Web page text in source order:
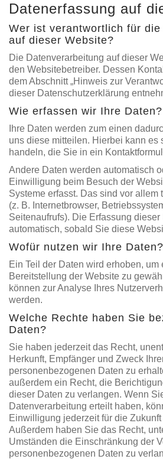
Datenerfassung auf
Wer ist verantwortlich für die
auf dieser Website?
Die Datenverarbeitung auf dieser
den Websitebetreiber. Dessen
dem Abschnitt „Hinweis zur
dieser Datenschutzerklärung
Wie erfassen wir Ihre Daten?
Ihre Daten werden zum einen
uns diese mitteilen. Hierbei kann es
handeln, die Sie in ein
Andere Daten werden automatisch
Einwilligung beim Besuch der
Systeme erfasst. Das sind vor allem
(z. B. Internetbrowser,
Seitenaufrufs). Die Erfassung dieser
automatisch, sobald Sie diese
Wofür nutzen wir Ihre Daten?
Ein Teil der Daten wird erhoben, um
Bereitstellung der Website zu
können zur Analyse Ihres
werden.
Welche Rechte haben Sie
Daten?
Sie haben jederzeit das Recht,
Herkunft, Empfänger und Zweck
personenbezogenen Daten zu
außerdem ein Recht, die
dieser Daten zu verlangen. Wenn
Datenverarbeitung erteilt haben,
Einwilligung jederzeit für die
Außerdem haben Sie das Recht,
Umständen die Einschränkung der
personenbezogenen Daten zu